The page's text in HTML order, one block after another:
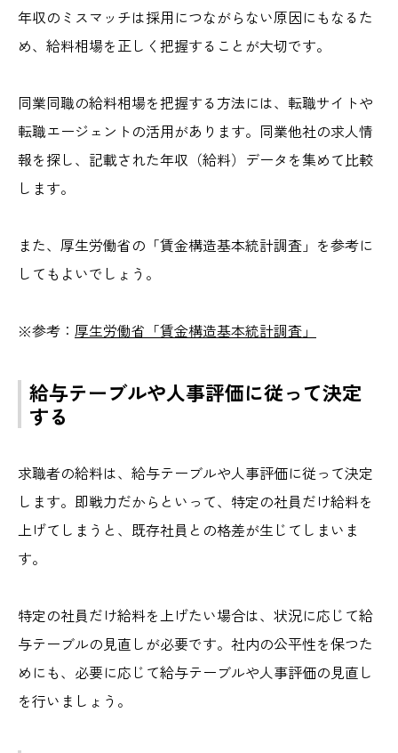
年収のミスマッチは採用につながらない原因にもなるた
め、給料相場を正しく把握することが大切です。
同業同職の給料相場を把握する方法には、転職サイトや
転職エージェントの活用があります。同業他社の求人情
報を探し、記載された年収（給料）データを集めて比較
します。
また、厚生労働省の 「賃金構造基本統計調査」 を参考に
してもよいでしょう。
※参考 ： 厚生労働省「賃金構造基本統計調査」
給与テーブルや人事評価に従って決定
する
求職者の給料は、給与テーブルや人事評価に従って決定
します。即戦力だからといって、特定の社員だけ給料を
上げてしまうと、既存社員との格差が生じてしまいま
す。
特定の社員だけ給料を上げたい場合は、状況に応じて給
与テーブルの見直しが必要です。社内の公平性を保つた
めにも、必要に応じて給与テーブルや人事評価の見直し
を行いましょう。